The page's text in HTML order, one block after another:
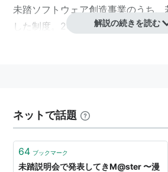
未踏ソフトウェア創造事業のうち、
した制度。2002年から実施されてい
解説の続きを読む
ネットで話題
64 ブックマーク
未踏説明会で発表してきM@ster 〜漫